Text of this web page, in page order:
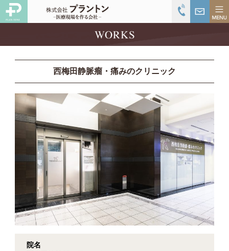
西梅田静脈瘤・痛みのクリニック
院名